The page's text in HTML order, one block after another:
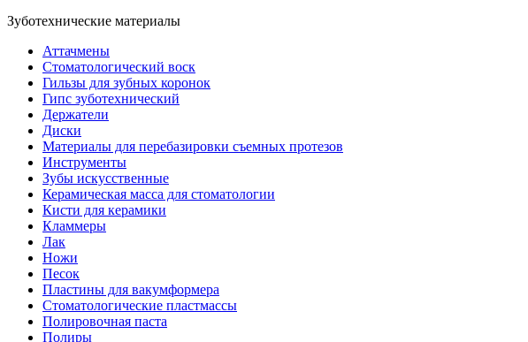
Зуботехнические материалы
Аттачмены
Стоматологический воск
Гильзы для зубных коронок
Гипс зуботехнический
Держатели
Диски
Материалы для перебазировки съемных протезов
Инструменты
Зубы искусственные
Керамическая масса для стоматологии
Кисти для керамики
Кламмеры
Лак
Ножи
Песок
Пластины для вакумформера
Стоматологические пластмассы
Полировочная паста
Полиры